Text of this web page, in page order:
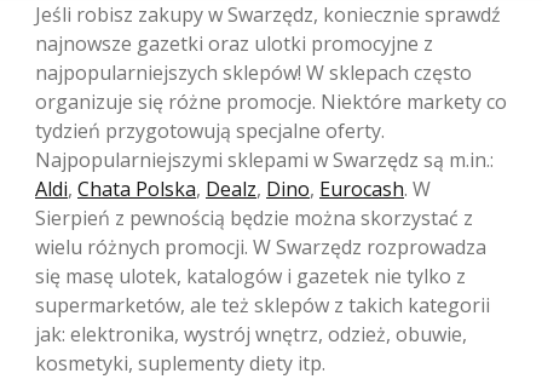
Jeśli robisz zakupy w Swarzędz, koniecznie sprawdź
najnowsze gazetki oraz ulotki promocyjne z
najpopularniejszych sklepów! W sklepach często
organizuje się różne promocje. Niektóre markety co
tydzień przygotowują specjalne oferty.
Najpopularniejszymi sklepami w Swarzędz są m.in.:
Aldi, Chata Polska, Dealz, Dino, Eurocash. W
Sierpień z pewnością będzie można skorzystać z
wielu różnych promocji. W Swarzędz rozprowadza
się masę ulotek, katalogów i gazetek nie tylko z
supermarketów, ale też sklepów z takich kategorii
jak: elektronika, wystrój wnętrz, odzież, obuwie,
kosmetyki, suplementy diety itp.